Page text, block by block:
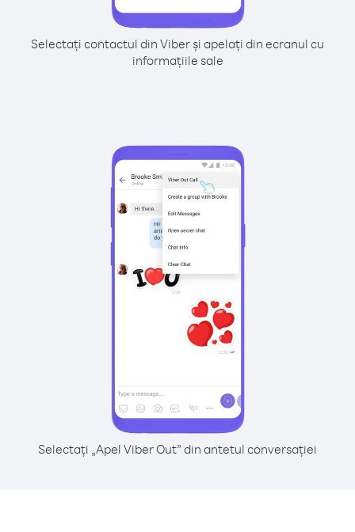
Selectați contactul din Viber și apelați din ecranul cu
informațiile sale
Selectați „Apel Viber Out” din antetul conversației